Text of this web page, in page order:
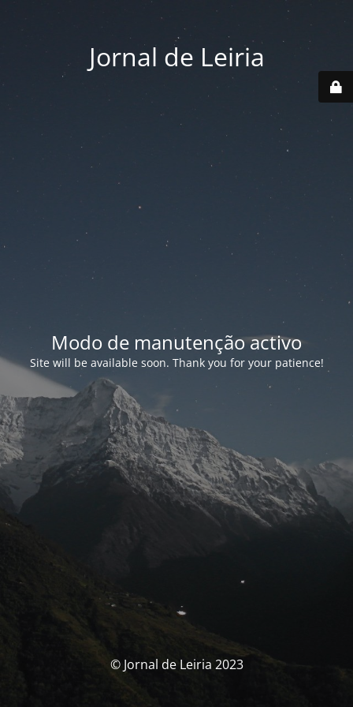
Jornal de Leiria
Modo de manutenção activo
Site will be available soon. Thank you for your patience!
© Jornal de Leiria 2023